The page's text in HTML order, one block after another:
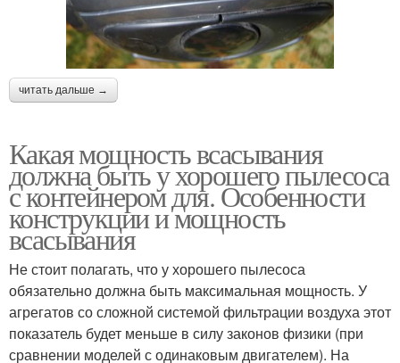
читать дальше →
Какая мощность всасывания
должна быть у хорошего пылесоса
с контейнером для. Особенности
конструкции и мощность
всасывания
Не стоит полагать, что у хорошего пылесоса
обязательно должна быть максимальная мощность. У
агрегатов со сложной системой фильтрации воздуха этот
показатель будет меньше в силу законов физики (при
сравнении моделей с одинаковым двигателем). На